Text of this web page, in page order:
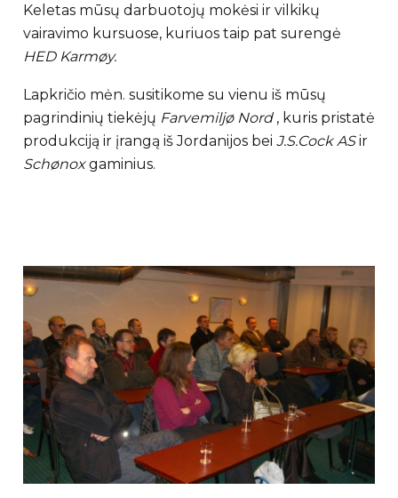
Keletas mūsų darbuotojų mokėsi ir vilkikų
vairavimo kursuose, kuriuos taip pat surengė
HED Karmøy.
Lapkričio mėn. susitikome su vienu iš mūsų
pagrindinių tiekėjų Farvemiljø Nord, kuris pristatė
produkciją ir įrangą iš Jordanijos bei J.S.Cock ASir
Schønoxgaminius.